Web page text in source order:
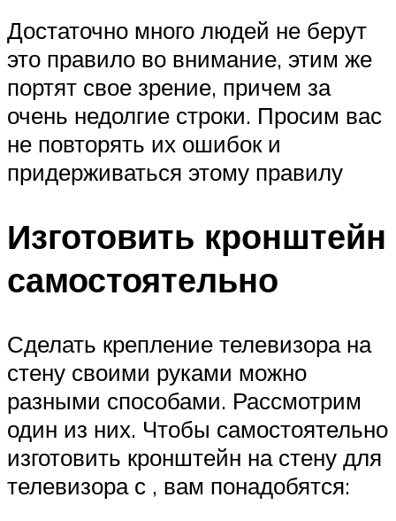
Достаточно много людей не берут
это правило во внимание, этим же
портят свое зрение, причем за
очень недолгие строки. Просим вас
не повторять их ошибок и
придерживаться этому правилу
Изготовить кронштейн
самостоятельно
Сделать крепление телевизора на
стену своими руками можно
разными способами. Рассмотрим
один из них. Чтобы самостоятельно
изготовить кронштейн на стену для
телевизора с , вам понадобятся: